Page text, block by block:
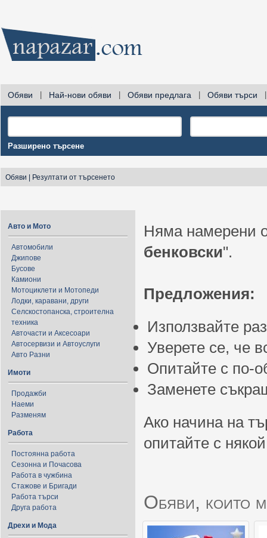
Обяви Най-нови обяви Обяви предлага Обяви търси
Разширено търсене
Обяви Резултати от търсенето
Авто и Мото
Автомобили
Джипове
Бусове
Камиони
Мотоциклети и Мотопеди
Лодки, каравани, други
Селскостопанска, строителна
техника
Авточасти и Аксесоари
Автосервизи и Автоуслуги
Авто Разни
Имоти
Продажби
Наеми
Разменям
Работа
Постоянна работа
Сезонна и Почасова
Работа в чужбина
Стажове и Бригади
Работа търси
Друга работа
Дрехи и Мода
Няма намерени
бенковски".
Предложения:
Използвайте
Уверете се, че
Опитайте с по-
Заменете
Ако начина на
опитайте с
Обяви, които